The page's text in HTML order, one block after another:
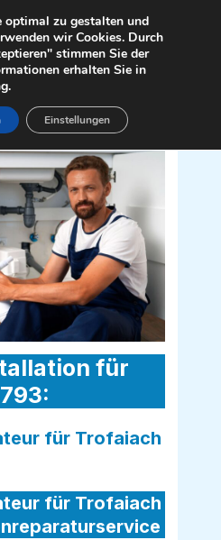
für Trofaiach 8793
für
für Trofaiach
für Trofaiach
optimal zu gestalten und
wir Cookies. Durch
stimmen Sie der
erhalten Sie in
Einstellungen